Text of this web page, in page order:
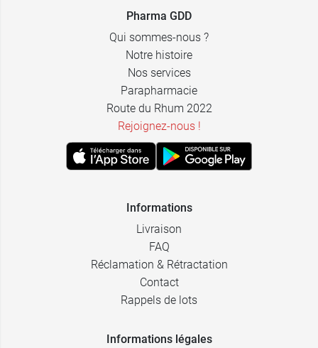
Pharma GDD
Qui sommes-nous ?
Notre histoire
Nos services
Parapharmacie
Route du Rhum 2022
Rejoignez-nous !
Informations
Livraison
FAQ
Réclamation & Rétractation
Contact
Rappels de lots
Informations légales